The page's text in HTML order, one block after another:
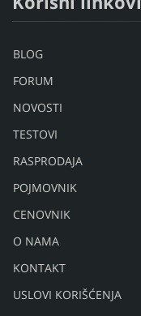
BLOG
FORUM
NOVOSTI
TESTOVI
RASPRODAJA
POJMOVNIK
CENOVNIK
O NAMA
KONTAKT
USLOVI KORIŠĆENJA